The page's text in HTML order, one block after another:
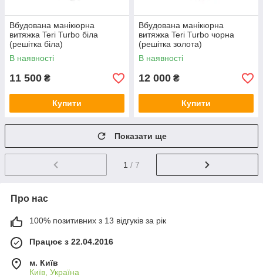
Вбудована манікюрна
витяжка Teri Turbo біла
(решітка біла)
В наявності
11 500 ₴
Купити
Вбудована манікюрна
витяжка Teri Turbo чорна
(решітка золота)
В наявності
12 000 ₴
Купити
Показати ще
1 / 7
Про нас
100% позитивних з 13 відгуків за рік
Працює з 22.04.2016
м. Київ
Київ, Україна